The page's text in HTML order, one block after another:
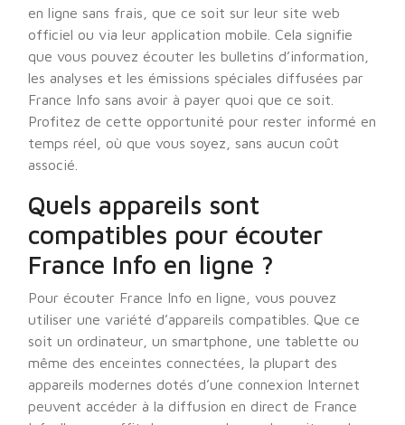
en ligne sans frais, que ce soit sur leur site web
officiel ou via leur application mobile. Cela signifie
que vous pouvez écouter les bulletins d’information,
les analyses et les émissions spéciales diffusées par
France Info sans avoir à payer quoi que ce soit.
Profitez de cette opportunité pour rester informé en
temps réel, où que vous soyez, sans aucun coût
associé.
Quels appareils sont
compatibles pour écouter
France Info en ligne ?
Pour écouter France Info en ligne, vous pouvez
utiliser une variété d’appareils compatibles. Que ce
soit un ordinateur, un smartphone, une tablette ou
même des enceintes connectées, la plupart des
appareils modernes dotés d’une connexion Internet
peuvent accéder à la diffusion en direct de France